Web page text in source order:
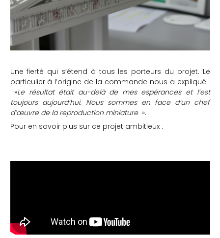
Une fierté qui s’étend à tous les porteurs du projet. Le
particulier à l’origine de la commande nous a expliqué :
»Le résultat était au-delà de mes espérances et l’est
toujours aujourd’hui. Nous sommes en face d’un chef
d’œuvre de la reproduction miniature ».
Pour en savoir plus sur ce projet ambitieux :